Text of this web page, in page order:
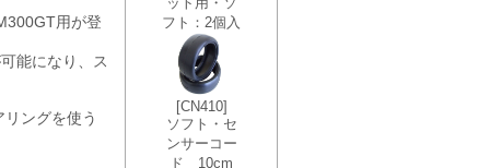
用が登
能になり、ス
ングを使う